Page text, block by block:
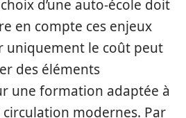
d’une auto-école doit
en compte ces enjeux
uniquement le coût peut
des éléments
une formation adaptée à
modernes. Par